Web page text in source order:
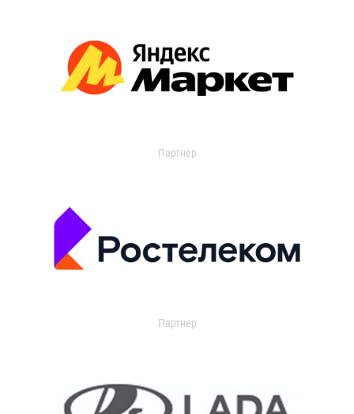
Партнер
Партнер